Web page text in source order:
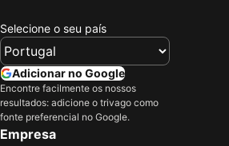
Selecione o seu país
Adicionar no Google
Encontre facilmente os nossos
resultados: adicione o trivago como
fonte preferencial no Google.
Empresa